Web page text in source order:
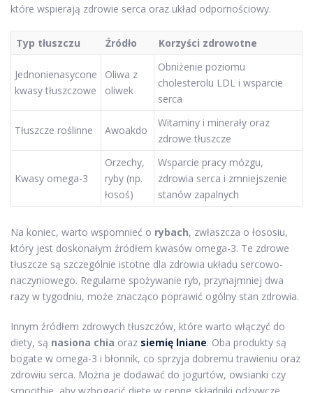
które wspierają zdrowie serca oraz układ odpornościowy.
Typ tłuszczu Źródło Korzyści zdrowotne
Jednonienasycone
kwasy tłuszczowe
Oliwa z
oliwek
Obniżenie poziomu
cholesterolu LDL i wsparcie
serca
Tłuszcze roślinne Awoakdo
Witaminy i minerały oraz
zdrowe tłuszcze
Kwasy omega-3
Orzechy,
ryby (np.
łosoś)
Wsparcie pracy mózgu,
zdrowia serca i zmniejszenie
stanów zapalnych
Na koniec, warto wspomnieć o rybach, zwłaszcza o łososiu,
który jest doskonałym źródłem kwasów omega-3. Te zdrowe
tłuszcze są szczególnie istotne dla zdrowia układu sercowo-
naczyniowego. Regularne spożywanie ryb, przynajmniej dwa
razy w tygodniu, może znacząco poprawić ogólny stan zdrowia.
Innym źródłem zdrowych tłuszczów, które warto włączyć do
diety, są nasiona chia oraz siemię lniane. Oba produkty są
bogate w omega-3 i błonnik, co sprzyja dobremu trawieniu oraz
zdrowiu serca. Można je dodawać do jogurtów, owsianki czy
smoothie, aby wzbogacić dietę w cenne składniki odżywcze.